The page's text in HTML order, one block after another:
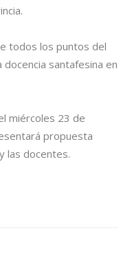
todos los puntos del
santafesina en
miércoles 23 de
propuesta
las docentes.